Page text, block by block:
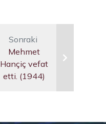
Sonraki
Mehmet
Hançiç vefat
etti. (1944)